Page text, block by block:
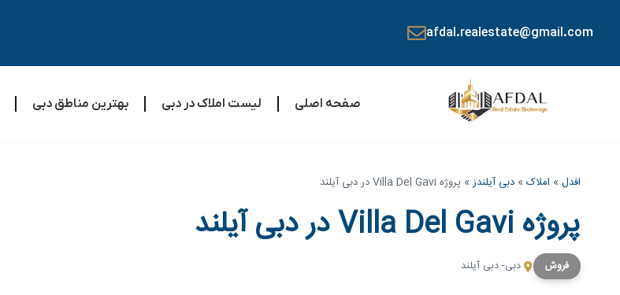
afdal.realestate@gmail.com
صفحه اصلی لیست املاک در دبی بهترین مناطق دبی
افدل» املاک» دبی آیلندز» پروژه Villa Del Gavi در دبی آیلند
پروژه Villa Del Gavi در دبی آیلند
فروش دبی- دبی آیلند